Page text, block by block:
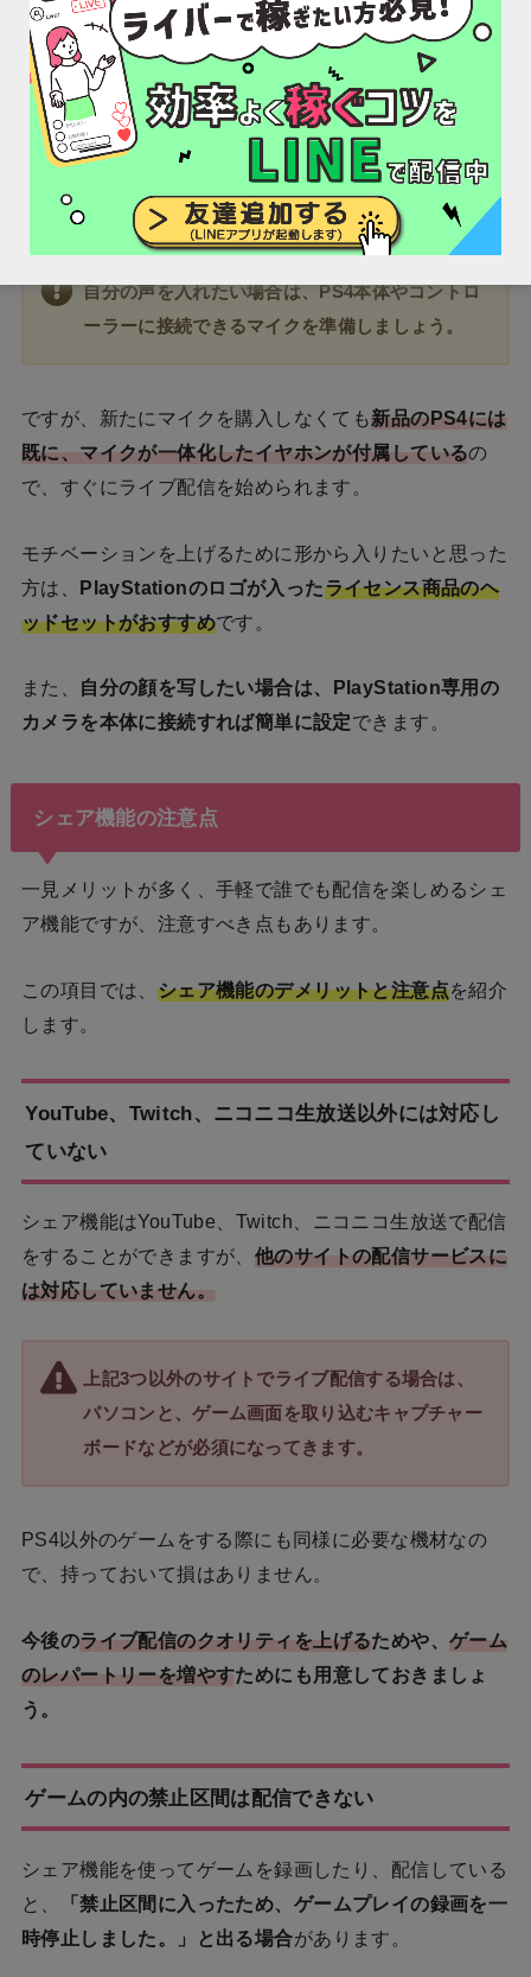
自分の声を送るためのマイクの接続
PS4本体だけだと、自分の喋っている声は配信に入りま
せん。
自分の声を入れたい場合は、PS4本体やコントロ
ーラーに接続できるマイクを準備しましょう。
ですが、新たにマイクを購入しなくても新品のPS4には
既に、マイクが一体化したイヤホンが付属しているの
で、すぐにライブ配信を始められます。
モチベーションを上げるために形から入りたいと思った
方は、 PlayStationのロゴが入ったライセンス商品のヘ
ッドセットがおすすめです。
また、
自分の顔を写したい場合は、PlayStation専用の
カメラを本体に接続すれば簡単に設定できます。
シェア機能の注意点
一見メリットが多く、手軽で誰でも配信を楽しめるシェ
ア機能ですが、注意すべき点もあります。
この項目では、 シェア機能のデメリットと注意点を紹介
します。
YouTube、Twitch、ニコニコ生放送以外には対応し
ていない
シェア機能はYouTube、Twitch、ニコニコ生放送で配信
をすることができますが、 他のサイトの配信サービスに
は対応していません。
上記3つ以外のサイトでライブ配信する場合は、
パソコンと、ゲーム画面を取り込むキャプチャー
ボードなどが必須になってきます。
PS4以外のゲームをする際にも同様に必要な機材なの
で、持っておいて損はありません。
今後のライブ配信のクオリティを上げるためや、 ゲーム
のレパートリーを増やすためにも用意しておきましょ
う。
ゲームの内の禁止区間は配信できない
シェア機能を使ってゲームを録画したり、配信している
と、
「禁止区間に入ったため、ゲームプレイの録画を一
時停止しました。」と出る場合があります。